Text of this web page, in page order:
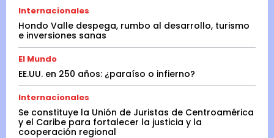
Internacionales
Hondo Valle despega, rumbo al desarrollo, turismo
e inversiones sanas
El Mundo
EE.UU. en 250 años: ¿paraíso o infierno?
Internacionales
Se constituye la Unión de Juristas de Centroamérica
y el Caribe para fortalecer la justicia y la
cooperación regional